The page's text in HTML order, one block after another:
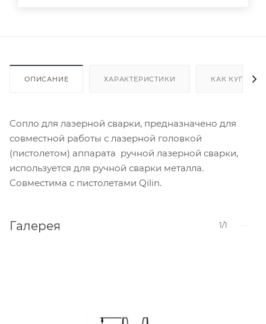
ОПИСАНИЕ ХАРАКТЕРИСТИКИ КАК КУПИТЬ
Сопло для лазерной сварки, предназначено для
совместной работы с лазерной головкой
(пистолетом) аппарата ручной лазерной сварки,
используется для ручной сварки металла.
Совместима с пистолетами Qilin.
Галерея 1/1